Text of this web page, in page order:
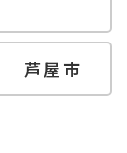
芦屋市